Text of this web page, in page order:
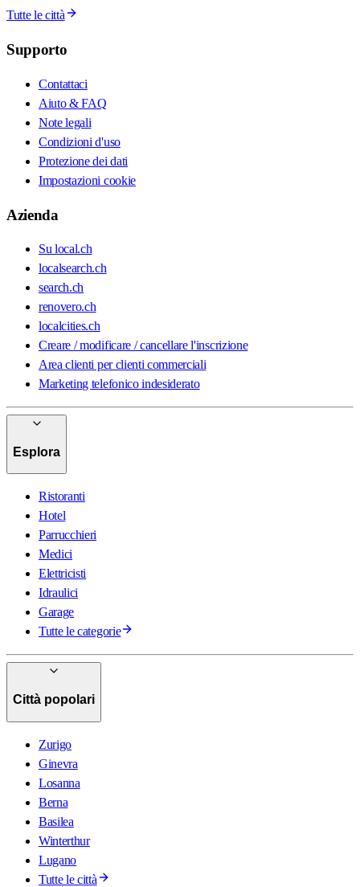
Tutte le città
Supporto
Contattaci
Aiuto & FAQ
Note legali
Condizioni d'uso
Protezione dei dati
Impostazioni cookie
Azienda
Su local.ch
localsearch.ch
search.ch
renovero.ch
localcities.ch
Creare / modificare / cancellare l'inscrizione
Area clienti per clienti commerciali
Marketing telefonico indesiderato
Esplora
Ristoranti
Hotel
Parrucchieri
Medici
Elettricisti
Idraulici
Garage
Tutte le categorie
Città popolari
Zurigo
Ginevra
Losanna
Berna
Basilea
Winterthur
Lugano
Tutte le città